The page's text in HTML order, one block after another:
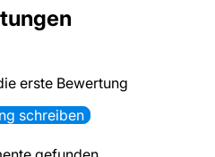
erste Bewertung
schreiben